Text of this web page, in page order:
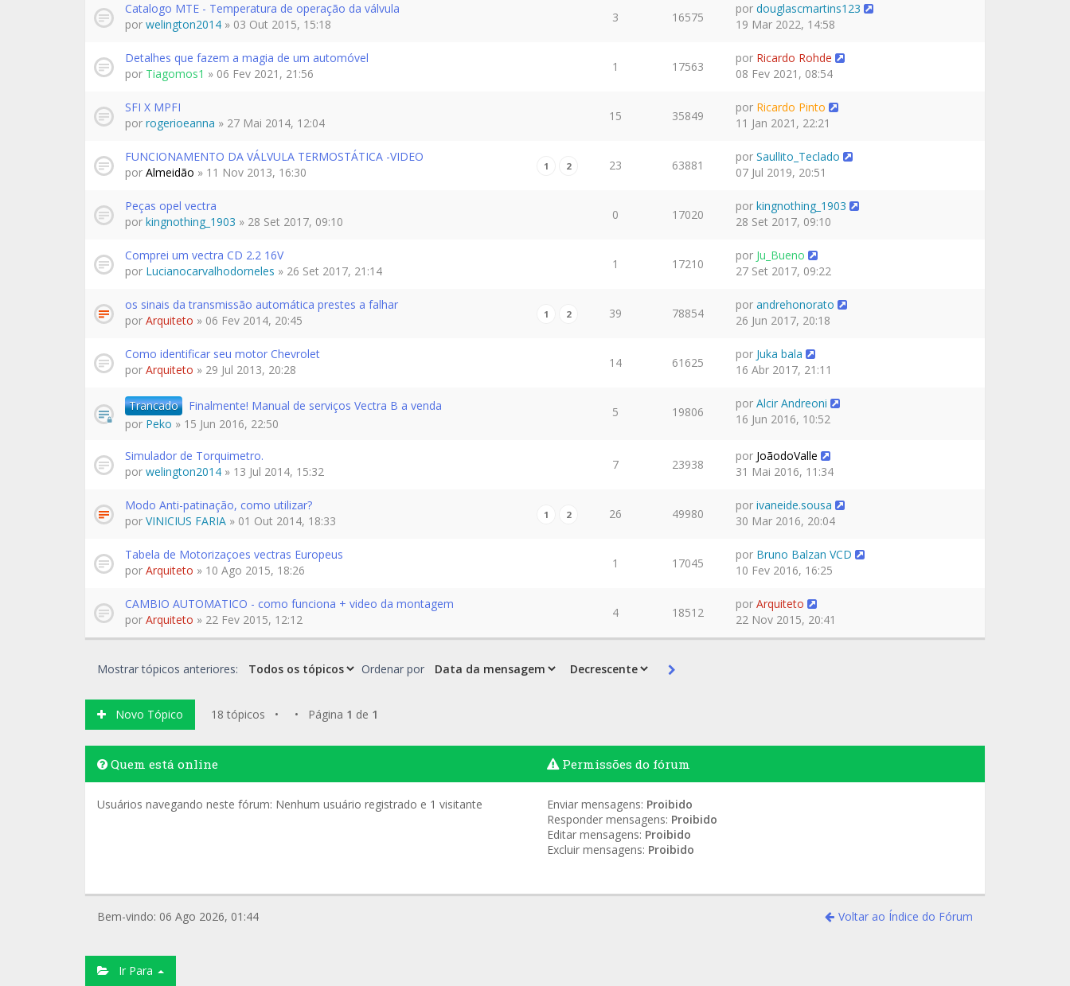
Catalogo MTE - Temperatura de operação da válvula
por welington2014 » 03 Out 2015, 15:18 3 16575
por douglascmartins123
19 Mar 2022, 14:58
Detalhes que fazem a magia de um automóvel
por Tiagomos1 » 06 Fev 2021, 21:56 1 17563
por Ricardo Rohde
08 Fev 2021, 08:54
SFI X MPFI
por rogerioeanna » 27 Mai 2014, 12:04 15 35849
por Ricardo Pinto
11 Jan 2021, 22:21
FUNCIONAMENTO DA VÁLVULA TERMOSTÁTICA -VIDEO
1 2
por Almeidão » 11 Nov 2013, 16:30 23 63881
por Saullito_Teclado
07 Jul 2019, 20:51
Peças opel vectra
por kingnothing_1903 » 28 Set 2017, 09:10 0 17020
por kingnothing_1903
28 Set 2017, 09:10
Comprei um vectra CD 2.2 16V
por Lucianocarvalhodorneles » 26 Set 2017, 21:14 1 17210
por Ju_Bueno
27 Set 2017, 09:22
os sinais da transmissão automática prestes a falhar
1 2
por Arquiteto » 06 Fev 2014, 20:45 39 78854
por andrehonorato
26 Jun 2017, 20:18
Como identificar seu motor Chevrolet
por Arquiteto » 29 Jul 2013, 20:28 14 61625
por Juka bala
16 Abr 2017, 21:11
Trancado
Finalmente! Manual de serviços Vectra B a venda
por Peko » 15 Jun 2016, 22:50
5 19806
por Alcir Andreoni
16 Jun 2016, 10:52
Simulador de Torquimetro.
por welington2014 » 13 Jul 2014, 15:32 7 23938
por JoãodoValle
31 Mai 2016, 11:34
Modo Anti-patinação, como utilizar?
1 2
por VINICIUS FARIA » 01 Out 2014, 18:33 26 49980
por ivaneide.sousa
30 Mar 2016, 20:04
Tabela de Motorizaçoes vectras Europeus
por Arquiteto » 10 Ago 2015, 18:26 1 17045
por Bruno Balzan VCD
10 Fev 2016, 16:25
CAMBIO AUTOMATICO - como funciona + video da montagem
por Arquiteto » 22 Fev 2015, 12:12 4 18512
por Arquiteto
22 Nov 2015, 20:41
Mostrar tópicos anteriores: Ordenar por
Novo Tópico 18 tópicos • • Página 1 de 1
Quem está online
Usuários navegando neste fórum: Nenhum usuário registrado e 1 visitante
Permissões do fórum
Enviar mensagens: Proibido
Responder mensagens: Proibido
Editar mensagens: Proibido
Excluir mensagens: Proibido
Bem-vindo: 06 Ago 2026, 01:44 Voltar ao Índice do Fórum
Ir Para